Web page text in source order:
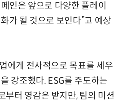
인은 앞으로 다양한 플레이
가 될 것으로 보인다”고 예상
에게 전사적으로 목표를 세우
강조했다. ESG를 주도하는
부터 영감은 받지만, 팀의 미션